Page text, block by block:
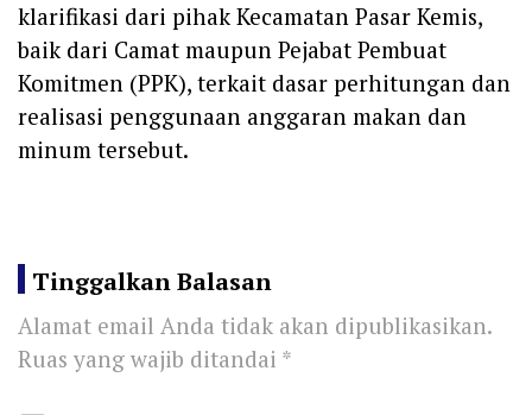
klarifikasi dari pihak Kecamatan Pasar Kemis,
baik dari Camat maupun Pejabat Pembuat
Komitmen (PPK), terkait dasar perhitungan dan
realisasi penggunaan anggaran makan dan
minum tersebut.
Tinggalkan Balasan
Alamat email Anda tidak akan dipublikasikan.
Ruas yang wajib ditandai *